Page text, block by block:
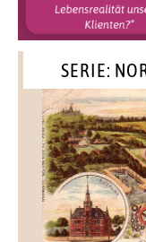
SERIE: